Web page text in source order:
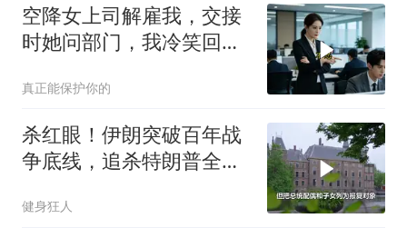
空降女上司解雇我，交接
时她问部门，我冷笑回
真正能保护你的
杀红眼！伊朗突破百年战
争底线，追杀特朗普全
健身狂人